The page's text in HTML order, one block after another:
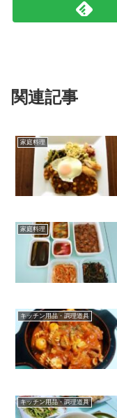
関連記事
家庭料理
家庭料理
キッチン用品・調理道具
キッチン用品・調理道具